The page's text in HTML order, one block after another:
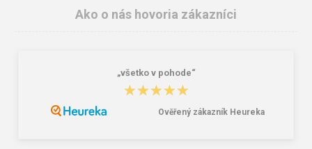
Ako o nás hovoria zákazníci
„všetko v pohode“
★★★★★
★★★★★
Ověřený zákazník Heureka